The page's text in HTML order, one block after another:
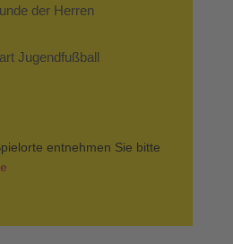
der Herren
Jugendfußball
entnehmen Sie bitte